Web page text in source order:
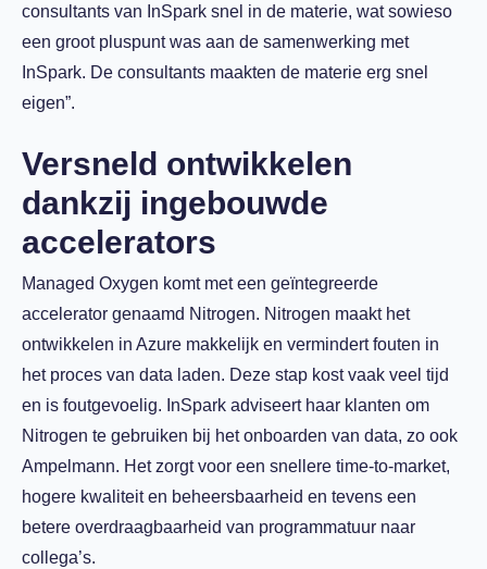
consultants van InSpark snel in de materie, wat sowieso
een groot pluspunt was aan de samenwerking met
InSpark. De consultants maakten de materie erg snel
eigen”.
Versneld ontwikkelen
dankzij ingebouwde
accelerators
Managed Oxygen komt met een geïntegreerde
accelerator genaamd Nitrogen. Nitrogen maakt het
ontwikkelen in Azure makkelijk en vermindert fouten in
het proces van data laden. Deze stap kost vaak veel tijd
en is foutgevoelig. InSpark adviseert haar klanten om
Nitrogen te gebruiken bij het onboarden van data, zo ook
Ampelmann. Het zorgt voor een snellere time-to-market,
hogere kwaliteit en beheersbaarheid en tevens een
betere overdraagbaarheid van programmatuur naar
collega’s.